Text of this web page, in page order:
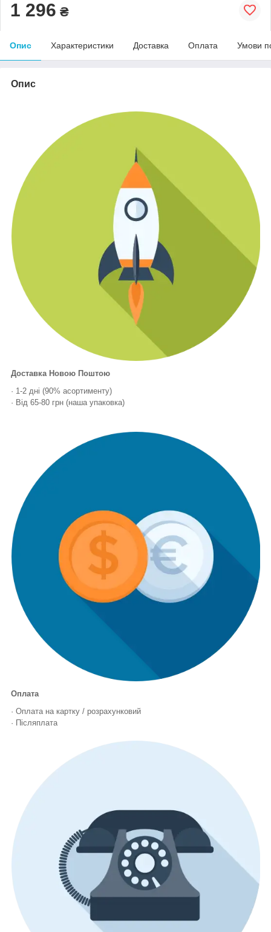
1 296 ₴
Опис Характеристики Доставка Оплата Умови
Опис
Доставка Новою Поштою
· 1-2 дні (90% асортименту)
· Від 65-80 грн (наша упаковка)
Оплата
· Оплата на картку / розрахунковий
· Післяплата